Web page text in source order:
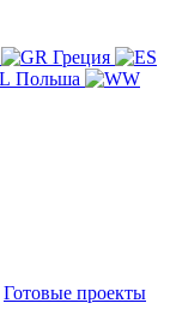
Греция
Польша
Готовые проекты